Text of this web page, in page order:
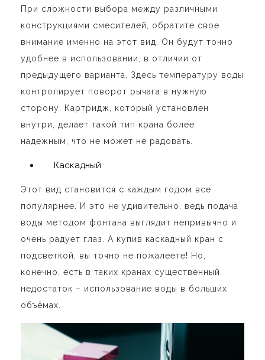
При сложности выбора между различными
конструкциями смесителей, обратите свое
внимание именно на этот вид. Он будут точно
удобнее в использовании, в отличии от
предыдущего варианта. Здесь температуру воды
контролирует поворот рычага в нужную
сторону. Картридж, который установлен
внутри, делает такой тип крана более
надежным, что не может не радовать.
Каскадный
Этот вид становится с каждым годом все
популярнее. И это не удивительно, ведь подача
воды методом фонтана выглядит непривычно и
очень радует глаз. А купив каскадный кран с
подсветкой, вы точно не пожалеете! Но,
конечно, есть в таких кранах существенный
недостаток – использование воды в больших
объёмах.